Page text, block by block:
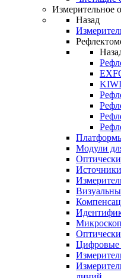
Измерительное
Назад
Модули
Цифровые